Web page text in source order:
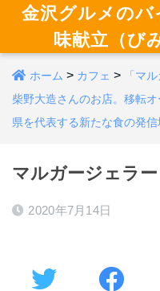
金沢グルメの
味献立（び
ホーム > カフェ >
「マ
柴野大造さんのお店。移転
県を代表する新たな食の発信
マルガージェラー
2020年7月14日